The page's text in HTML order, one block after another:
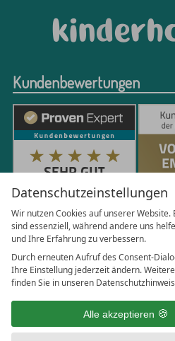
Datenschutzeinstellungen
Wir nutzen Cookies auf unserer Website.
sind essenziell, während andere uns
und Ihre Erfahrung zu verbessern.
Durch erneuten Aufruf des Consent-
Ihre Einstellung jederzeit ändern.
finden Sie in unseren
Alle akzeptieren
Kundenbewertungen